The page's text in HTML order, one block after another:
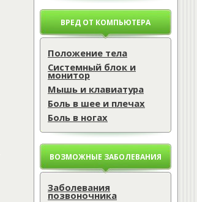
ВРЕД ОТ КОМПЬЮТЕРА
Положение тела
Системный блок и
монитор
Мышь и клавиатура
Боль в шее и плечах
Боль в ногах
ВОЗМОЖНЫЕ ЗАБОЛЕВАНИЯ
Заболевания
позвоночника